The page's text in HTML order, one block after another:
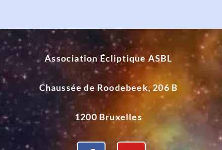
Association Écliptique ASBL
Chaussée de Roodebeek, 206 B
1200 Bruxelles